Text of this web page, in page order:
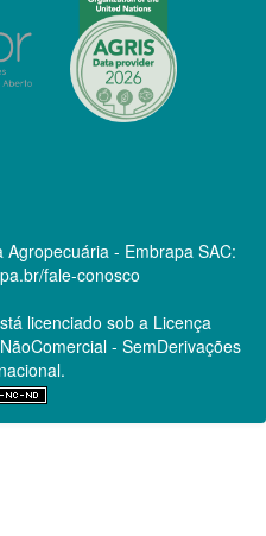
Agropecuária - Embrapa SAC:
fale-conosco
licenciado sob a Licença
- SemDerivações